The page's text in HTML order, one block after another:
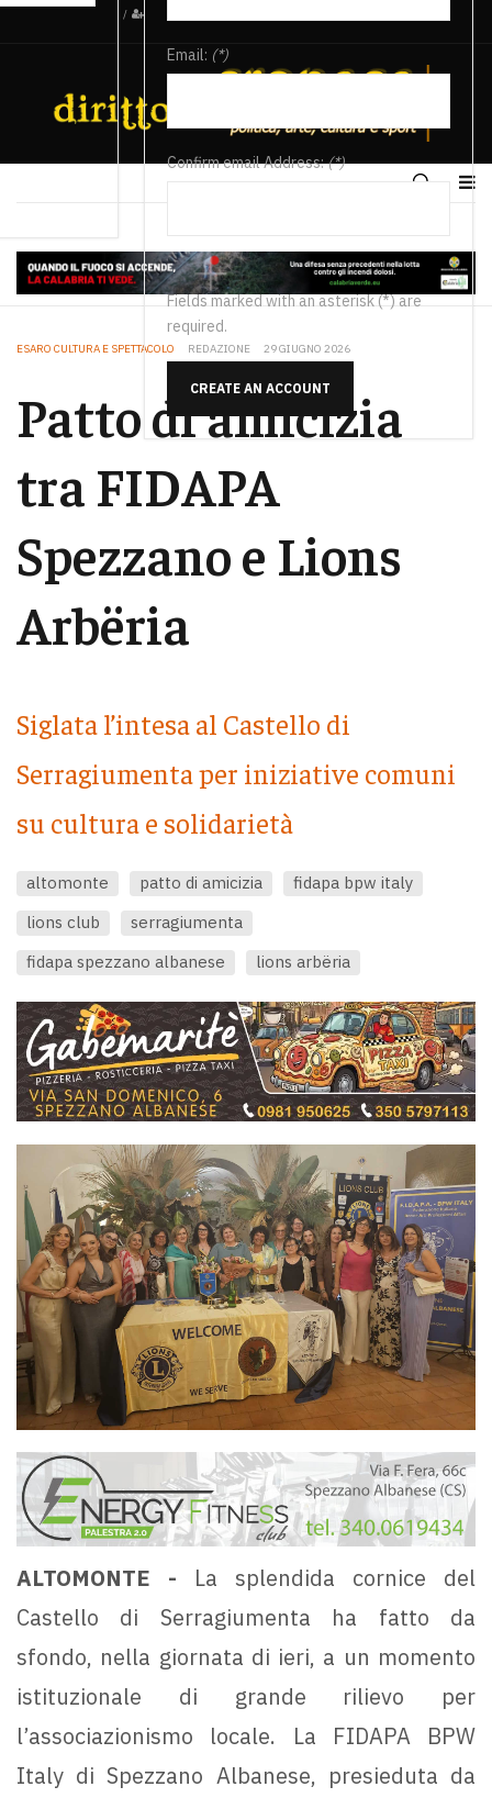
/
Email: (*)
Confirm email Address:(*)
Fields marked with an asterisk (*) are
required.
CREATE AN ACCOUNT
ESARO CULTURA E SPETTACOLO REDAZIONE 29 GIUGNO 2026
Patto di amicizia
tra FIDAPA
Spezzano e Lions
Arbëria
Siglata l’intesa al Castello di
Serragiumenta per iniziative comuni
su cultura e solidarietà
altomonte patto di amicizia
fidapa bpw italy
lions club
serragiumenta
fidapa spezzano albanese
lions arbëria
ALTOMONTE - La splendida cornice del
Castello di Serragiumenta ha fatto da
sfondo, nella giornata di ieri, a un momento
istituzionale di grande rilievo per
l’associazionismo locale. La FIDAPA BPW
Italy di Spezzano Albanese, presieduta da